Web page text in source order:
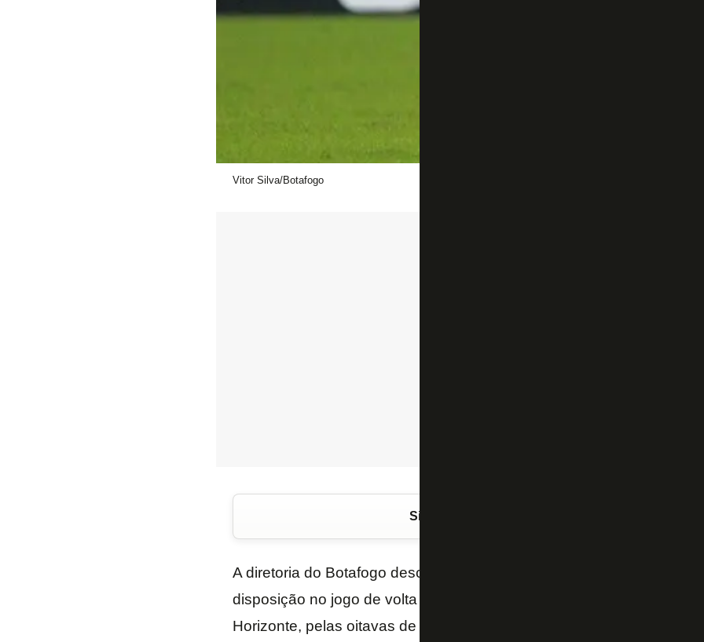
Vitor Silva/Botafogo
Siga o FogãoNET
A diretoria do Botafogo descartou pagar a multa para poder ter o
disposição no jogo de volta contra o Atlético-MG, quarta-feira que
Horizonte, pelas oitavas de final da Copa Sul-Americana. O valor